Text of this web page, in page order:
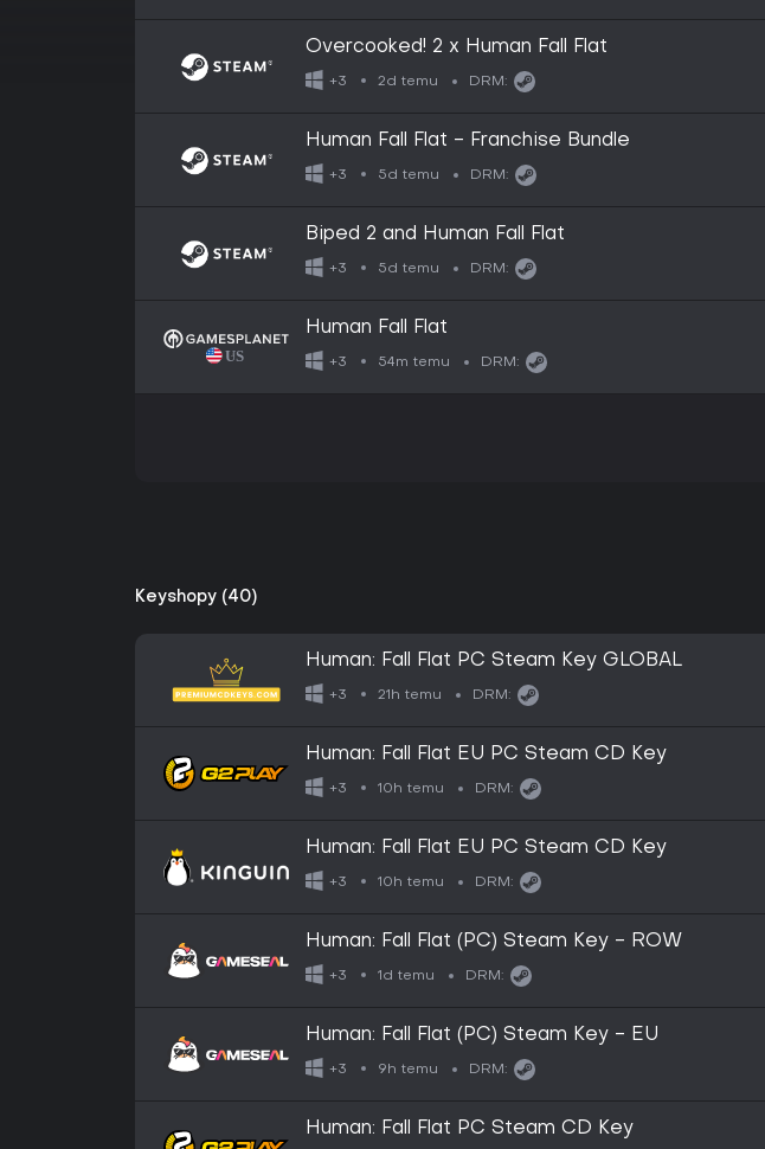
Overcooked! 2 x Human Fall Flat
+3 2d temu DRM:
Human Fall Flat - Franchise Bundle
+3 5d temu DRM:
Biped 2 and Human Fall Flat
+3 5d temu DRM:
Human Fall Flat
+3 54m temu DRM:
Keyshopy (40)
Human: Fall Flat PC Steam Key GLOBAL
+3 21h temu DRM:
Human: Fall Flat EU PC Steam CD Key
+3 10h temu DRM:
Human: Fall Flat EU PC Steam CD Key
+3 10h temu DRM:
Human: Fall Flat (PC) Steam Key - ROW
+3 1d temu DRM:
Human: Fall Flat (PC) Steam Key - EU
+3 9h temu DRM:
Human: Fall Flat PC Steam CD Key